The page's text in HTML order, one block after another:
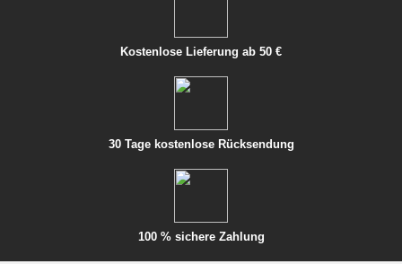
Kostenlose Lieferung ab 50 €
30 Tage kostenlose Rücksendung
100 % sichere Zahlung